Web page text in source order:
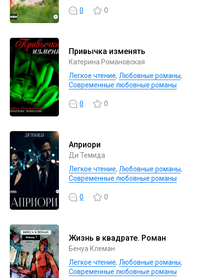
0 0
Привычка изменять
Катерина Романовская
Легкое чтение, Любовные романы,
Современные любовные романы
0 0
Априори
Ди Темида
Легкое чтение, Любовные романы,
Современные любовные романы
0 0
Жизнь в квадрате. Роман
Бенуа Клеман
Легкое чтение, Любовные романы,
Современные любовные романы